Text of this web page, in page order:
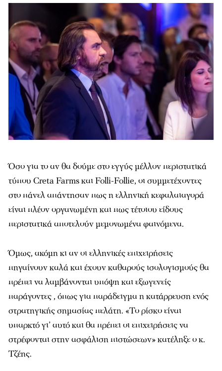
Όσο για το αν θα δούμε στο εγγύς μέλλον περιστατικά
τύπου Creta Farms και Folli-Follie, οι συμμετέχοντες
στο πάνελ απάντησαν πως η ελληνική κεφαλαιαγορά
είναι πλέον οργανωμένη και πως τέτοιου είδους
περιστατικά αποτελούν μεμονωμένα φαινόμενα.
Όμως, ακόμη κι αν οι ελληνικές επιχειρήσεις
πηγαίνουν καλά και έχουν καθαρούς ισολογισμούς θα
πρέπει να λαμβάνονται υπόψη και εξωγενείς
παράγοντες , όπως για παράδειγμα η κατάρρευση ενός
στρατηγικής σημασίας πελάτη. «Το ρίσκο είναι
υπαρκτό γι’ αυτό και θα πρέπει οι επιχειρήσεις να
στρέφονται στην ασφάλιση πιστώσεων» κατέληξε ο κ.
Τζέης.